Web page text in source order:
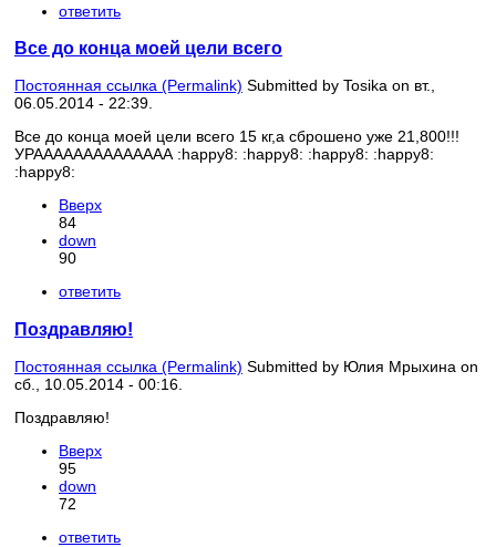
ответить
Все до конца моей цели всего
Постоянная ссылка (Permalink) Submitted by Tosika on вт.,
06.05.2014 - 22:39.
Все до конца моей цели всего 15 кг,а сброшено уже 21,800!!!
УРАААААААААААААА :happy8: :happy8: :happy8: :happy8:
:happy8:
Вверх
84
down
90
ответить
Поздравляю!
Постоянная ссылка (Permalink) Submitted by Юлия Мрыхина on
сб., 10.05.2014 - 00:16.
Поздравляю!
Вверх
95
down
72
ответить